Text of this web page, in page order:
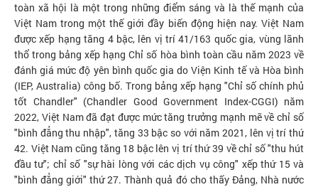
toàn xã hội là một trong những điểm sáng và là thế mạnh của
Việt Nam trong một thế giới đầy biến động hiện nay. Việt Nam
được xếp hạng tăng 4 bậc, lên vị trí 41/163 quốc gia, vùng lãnh
thổ trong bảng xếp hạng Chỉ số hòa bình toàn cầu năm 2023 về
đánh giá mức độ yên bình quốc gia do Viện Kinh tế và Hòa bình
(IEP, Australia) công bố. Trong bảng xếp hạng "Chỉ số chính phủ
tốt Chandler" (Chandler Good Government Index-CGGI) năm
2022, Việt Nam đã đạt được mức tăng trưởng mạnh mẽ về chỉ số
"bình đẳng thu nhập", tăng 33 bậc so với năm 2021, lên vị trí thứ
42. Việt Nam cũng tăng 18 bậc lên vị trí thứ 39 về chỉ số "thu hút
đầu tư"; chỉ số "sự hài lòng với các dịch vụ công" xếp thứ 15 và
"bình đẳng giới" thứ 27. Thành quả đó cho thấy Đảng, Nhà nước